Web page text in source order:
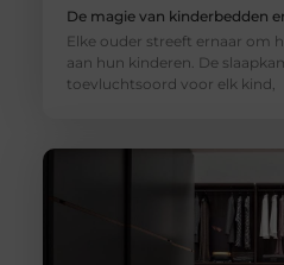
De magie van kinderbedden
Elke ouder streeft ernaar om
aan hun kinderen. De
toevluchtsoord voor elk kind,